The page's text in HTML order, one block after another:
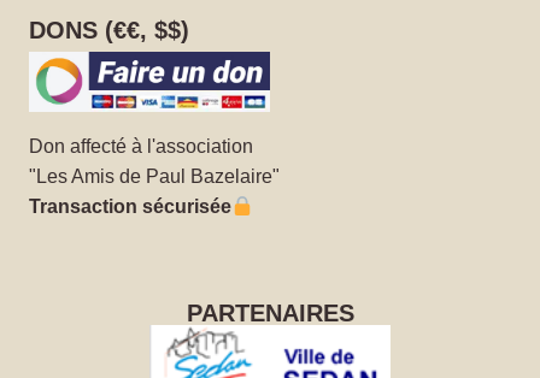
DONS (€€, $$)
Don affecté à l'association
"Les Amis de Paul Bazelaire"
Transaction sécurisée
PARTENAIRES